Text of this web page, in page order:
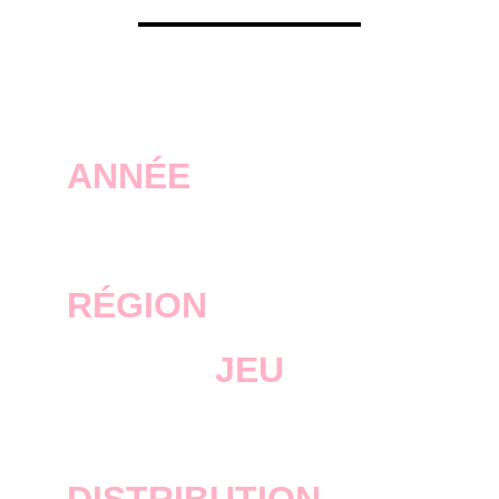
ANNÉE
RÉGION
JEU